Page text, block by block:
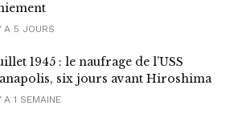
A 5 JOURS
1945 : le naufrage de l’USS
six jours avant Hiroshima
1 SEMAINE